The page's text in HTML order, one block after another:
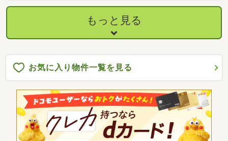
もっと見る
お気に入り物件一覧を見る